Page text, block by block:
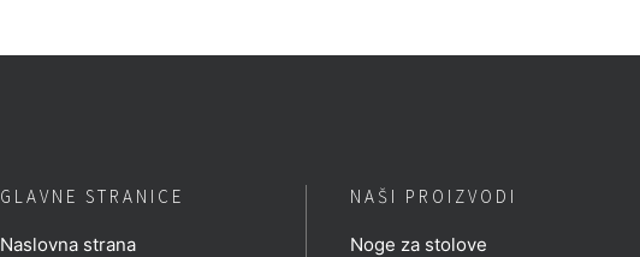
GLAVNE STRANICE
Naslovna strana
NAŠI PROIZVODI
Noge za stolove